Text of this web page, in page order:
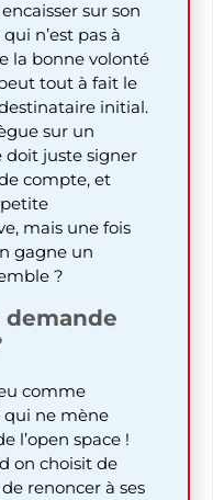
sur son
n’est pas à
la bonne volonté
tout à fait le
initial.
sur un
doit juste signer
compte, et
petite
mais une fois
gagne un
?
demande
comme
qui ne mène
l’open space !
on choisit de
renoncer à ses